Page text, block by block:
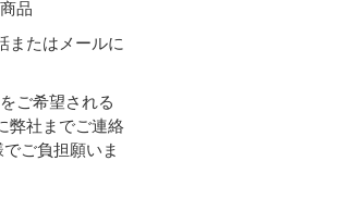
品
またはメールに
ご希望される
弊社までご連絡
ご負担願いま